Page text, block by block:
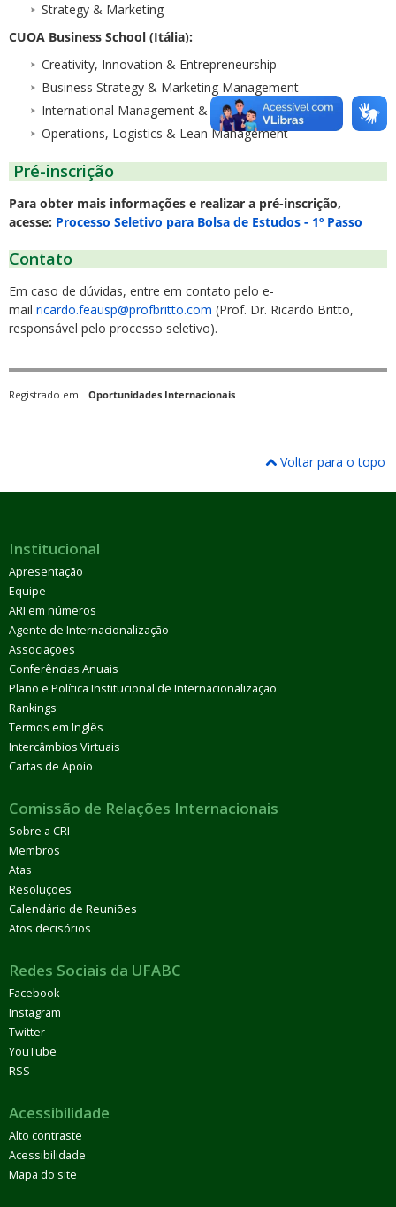
Strategy & Marketing
CUOA Business School (Itália):
Creativity, Innovation & Entrepreneurship
Business Strategy & Marketing Management
International Management & Leadership
Operations, Logistics & Lean Management
Pré-inscrição
Para obter mais informações e realizar a pré-inscrição,
acesse: Processo Seletivo para Bolsa de Estudos - 1º Passo
Contato
Em caso de dúvidas, entre em contato pelo e-
mail ricardo.feausp@profbritto.com (Prof. Dr. Ricardo Britto,
responsável pelo processo seletivo).
Registrado em: Oportunidades Internacionais
Voltar para o topo
Institucional
Apresentação
Equipe
ARI em números
Agente de Internacionalização
Associações
Conferências Anuais
Plano e Política Institucional de Internacionalização
Rankings
Termos em Inglês
Intercâmbios Virtuais
Cartas de Apoio
Comissão de Relações Internacionais
Sobre a CRI
Membros
Atas
Resoluções
Calendário de Reuniões
Atos decisórios
Redes Sociais da UFABC
Facebook
Instagram
Twitter
YouTube
RSS
Acessibilidade
Alto contraste
Acessibilidade
Mapa do site